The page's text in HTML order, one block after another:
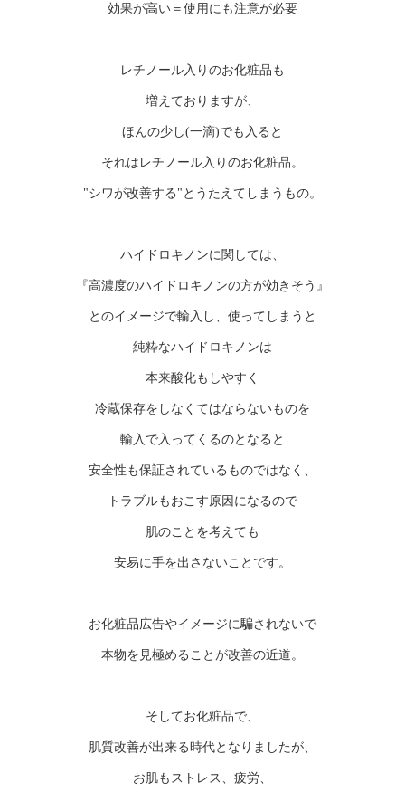
効果が高い＝使用にも注意が必要
レチノール入りのお化粧品も
増えておりますが、
ほんの少し(一滴)でも入ると
それはレチノール入りのお化粧品。
"シワが改善する"とうたえてしまうもの。
ハイドロキノンに関しては、
『高濃度のハイドロキノンの方が効きそう』
とのイメージで輸入し、使ってしまうと
純粋なハイドロキノンは
本来酸化もしやすく
冷蔵保存をしなくてはならないものを
輸入で入ってくるのとなると
安全性も保証されているものではなく、
トラブルもおこす原因になるので
肌のことを考えても
安易に手を出さないことです。
お化粧品広告やイメージに騙されないで
本物を見極めることが改善の近道。
そしてお化粧品で、
肌質改善が出来る時代となりましたが、
お肌もストレス、疲労、